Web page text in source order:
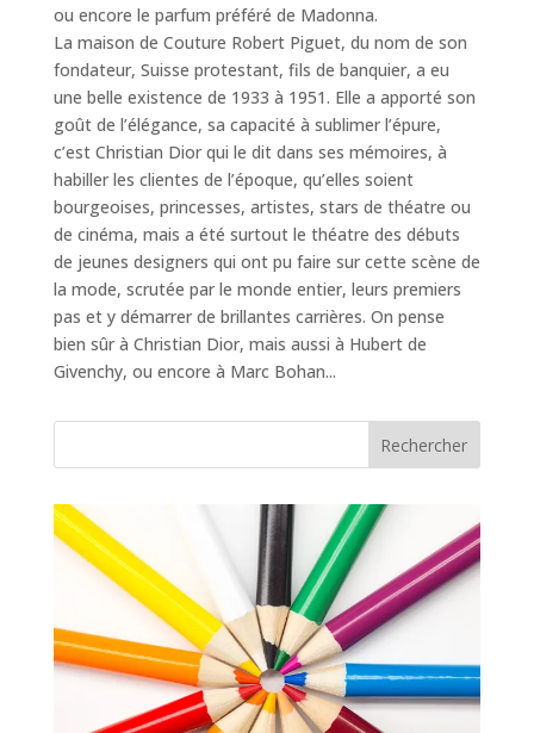
ou encore le parfum préféré de Madonna.
La maison de Couture Robert Piguet, du nom de son
fondateur, Suisse protestant, fils de banquier, a eu
une belle existence de 1933 à 1951. Elle a apporté son
goût de l’élégance, sa capacité à sublimer l’épure,
c’est Christian Dior qui le dit dans ses mémoires, à
habiller les clientes de l’époque, qu’elles soient
bourgeoises, princesses, artistes, stars de théatre ou
de cinéma, mais a été surtout le théatre des débuts
de jeunes designers qui ont pu faire sur cette scène de
la mode, scrutée par le monde entier, leurs premiers
pas et y démarrer de brillantes carrières. On pense
bien sûr à Christian Dior, mais aussi à Hubert de
Givenchy, ou encore à Marc Bohan...
Rechercher